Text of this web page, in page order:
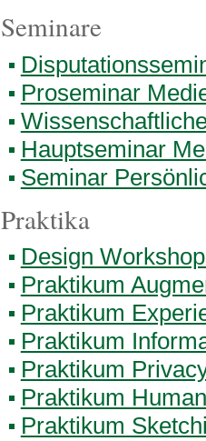
Seminare
Proseminar
Hauptseminar
Seminar
Praktika
Design
Praktikum
Praktikum
Praktikum
Praktikum
Praktikum
Praktikum